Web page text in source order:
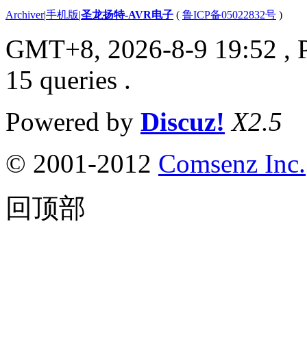
Archiver|手机版|圣龙扬特-AVR电子 ( 鲁ICP备05022832号 )
GMT+8, 2026-8-9 19:52 ,
15 queries .
Powered by Discuz! X2.5
© 2001-2012 Comsenz Inc.
回顶部